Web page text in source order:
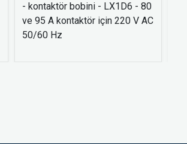
- kontaktör bobini - LX1D6 - 80
ve 95 A kontaktör için 220 V AC
50/60 Hz